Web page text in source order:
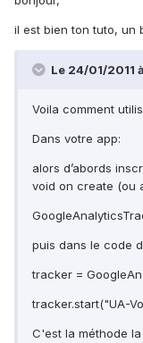
il est bien ton tuto, un
Le 24/01/2011
Voila comment
Dans votre app:
alors d’abords
void on create (ou
puis dans le code
tracker =
tracker.start("UA-
C'est la méthode